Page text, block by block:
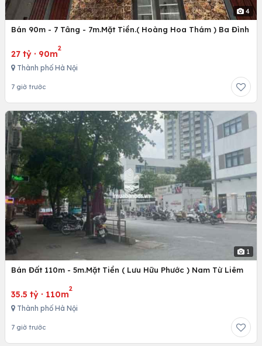
4
Bán 90m - 7 Tâng - 7m.Mặt Tiền.( Hoàng Hoa Thám ) Ba Đình
27 tỷ · 90m
2
Thành phố Hà Nội
7 giờ trước
1
Bán Đất 110m - 5m.Mặt Tiền ( Lưu Hữu Phước ) Nam Từ Liêm
35.5 tỷ · 110m
2
Thành phố Hà Nội
7 giờ trước